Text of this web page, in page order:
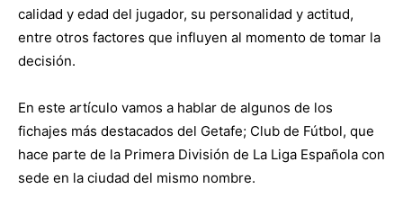
calidad y edad del jugador, su personalidad y actitud,
entre otros factores que influyen al momento de tomar la
decisión.
En este artículo vamos a hablar de algunos de los
fichajes más destacados del Getafe; Club de Fútbol, que
hace parte de la Primera División de La Liga Española con
sede en la ciudad del mismo nombre.